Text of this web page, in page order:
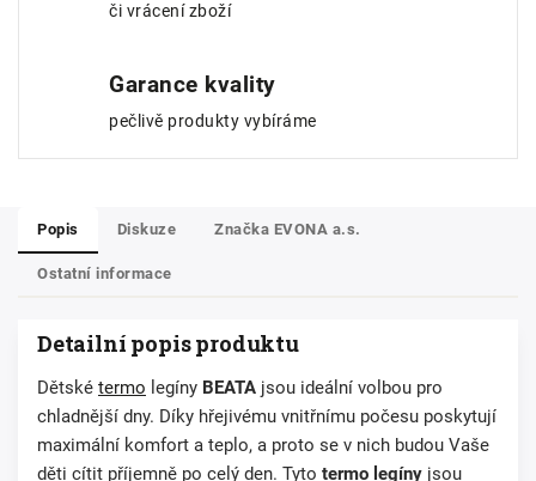
či vrácení zboží
Garance kvality
pečlivě produkty vybíráme
Popis Diskuze Značka EVONA a.s.
Ostatní informace
Detailní popis produktu
Dětské termo legíny BEATA jsou ideální volbou pro
chladnější dny. Díky hřejivému vnitřnímu počesu poskytují
maximální komfort a teplo, a proto se v nich budou Vaše
děti cítit příjemně po celý den. Tyto termo legíny jsou